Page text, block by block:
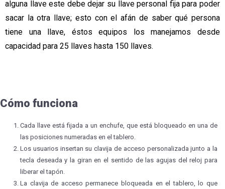
alguna llave este debe dejar su llave personal fija para poder
sacar la otra llave; esto con el afán de saber qué persona
tiene una llave, éstos equipos los manejamos desde
capacidad para 25 llaves hasta 150 llaves.
Cómo funciona
Cada llave está fijada a un enchufe, que está bloqueado en una de
las posiciones numeradas en el tablero.
Los usuarios insertan su clavija de acceso personalizada junto a la
tecla deseada y la giran en el sentido de las agujas del reloj para
liberar el tapón.
La clavija de acceso permanece bloqueada en el tablero, lo que